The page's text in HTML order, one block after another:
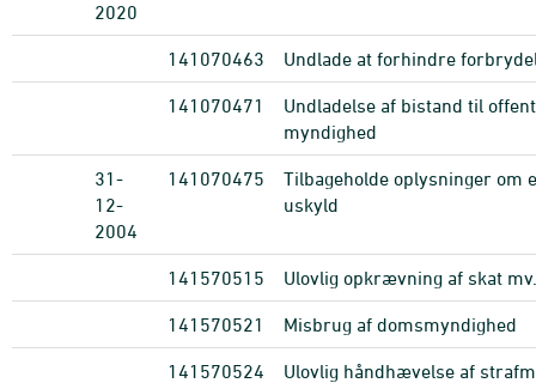
2020
141070463 Undlade at forhindre
141070471
Undladelse af bistand til
myndighed
31-
12-
2004
141070475
Tilbageholde oplysninger om
uskyld
141570515 Ulovlig opkrævning af skat mv.
141570521 Misbrug af domsmyndighed
141570524 Ulovlig håndhævelse af